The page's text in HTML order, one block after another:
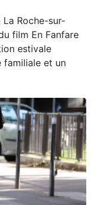
La Roche-sur-
film En Fanfare
estivale
familiale et un